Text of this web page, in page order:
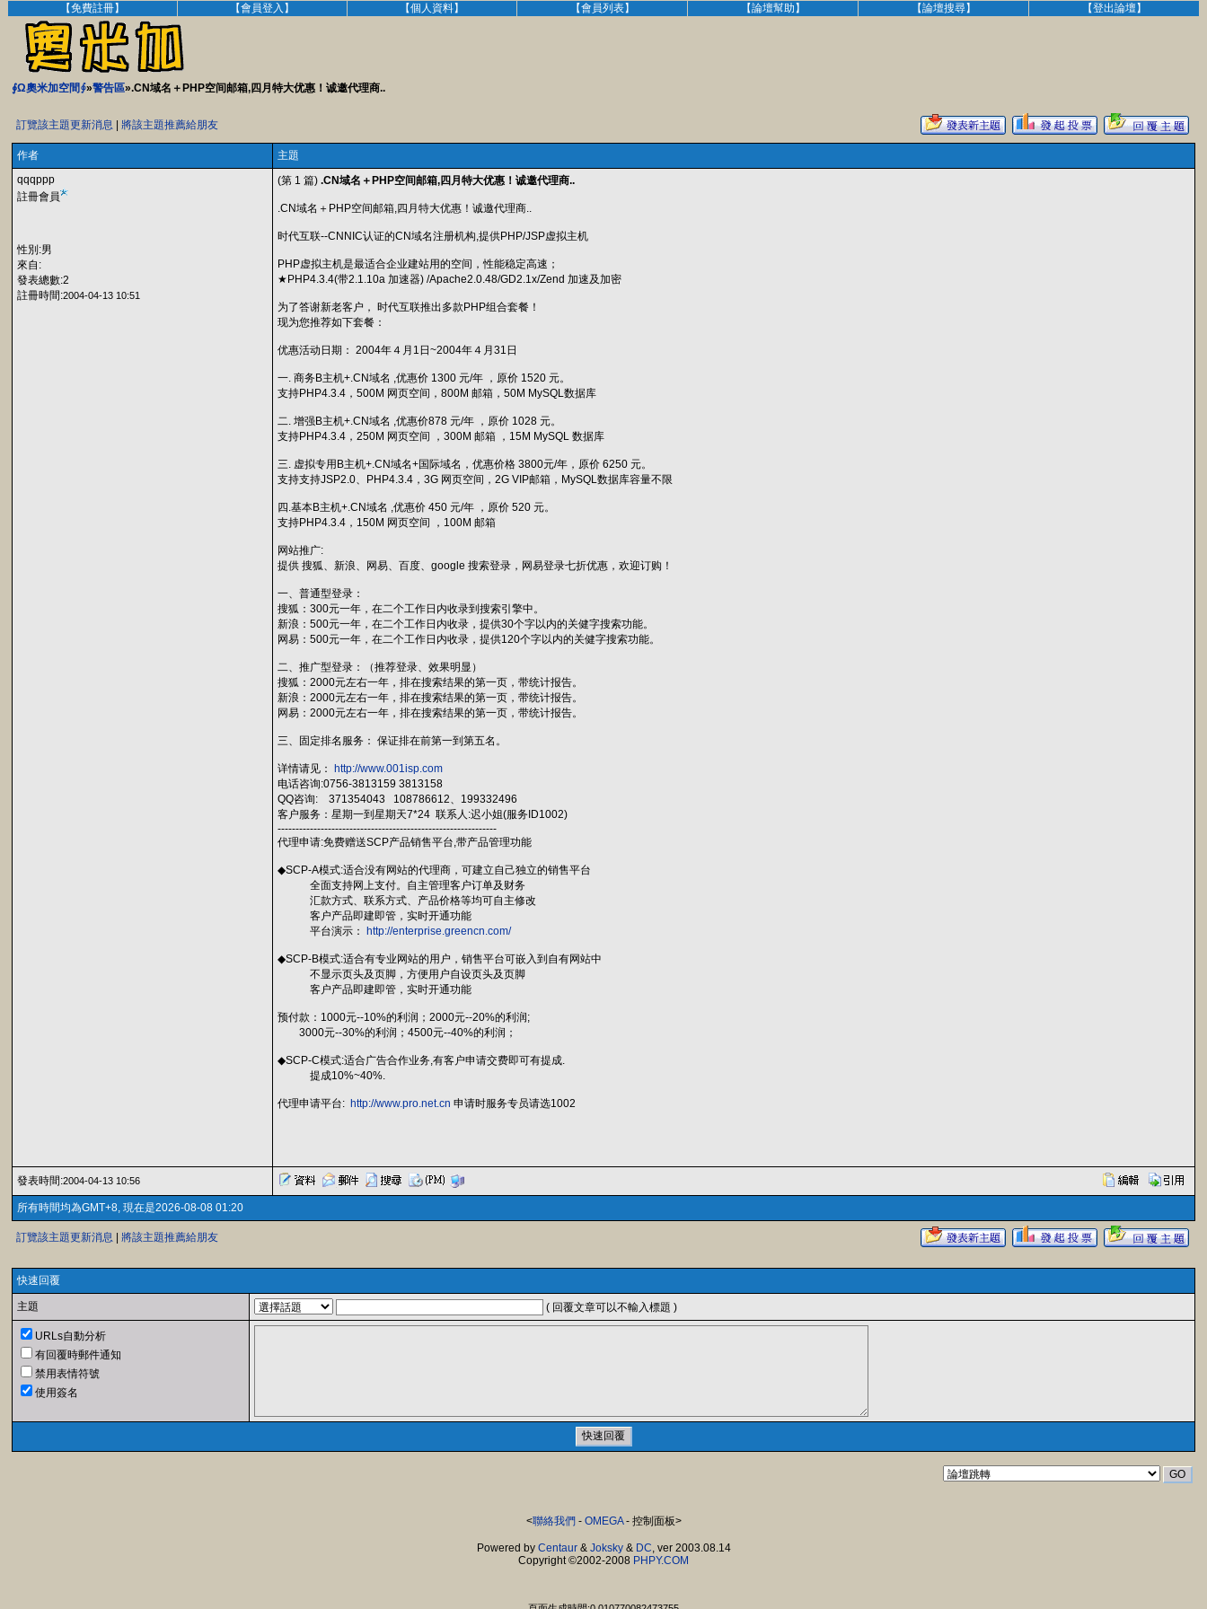
【免費註冊】 【會員登入】 【個人資料】 【會員列表】 【論壇幫助】 【論壇搜尋】 【登出論壇】
∮Ω奧米加空間∮»警告區».CN域名＋PHP空间邮箱,四月特大优惠！诚邀代理商..
訂覽該主題更新消息 將該主題推薦給朋友
作者
主題
qqqppp
註冊會員
性別:男
來自:
發表總數:2
註冊時間:2004-04-13 10:51
(第 1 篇) .CN域名＋PHP空间邮箱,四月特大优惠！诚邀代理商..
.CN域名＋PHP空间邮箱,四月特大优惠！诚邀代理商..
时代互联--CNNIC认证的CN域名注册机构,提供PHP/JSP虚拟主机
PHP虚拟主机是最适合企业建站用的空间，性能稳定高速；
★PHP4.3.4(带2.1.10a 加速器) /Apache2.0.48/GD2.1x/Zend 加速及加密
为了答谢新老客户， 时代互联推出多款PHP组合套餐！
现为您推荐如下套餐：
优惠活动日期： 2004年４月1日~2004年４月31日
一. 商务B主机+.CN域名 ,优惠价 1300 元/年 ，原价 1520 元。
支持PHP4.3.4，500M 网页空间，800M 邮箱，50M MySQL数据库
二. 增强B主机+.CN域名 ,优惠价878 元/年 ，原价 1028 元。
支持PHP4.3.4，250M 网页空间 ，300M 邮箱 ，15M MySQL 数据库
三. 虚拟专用B主机+.CN域名+国际域名，优惠价格 3800元/年，原价 6250 元。
支持支持JSP2.0、PHP4.3.4，3G 网页空间，2G VIP邮箱，MySQL数据库容量不限
四.基本B主机+.CN域名 ,优惠价 450 元/年 ，原价 520 元。
支持PHP4.3.4，150M 网页空间 ，100M 邮箱
网站推广:
提供 搜狐、新浪、网易、百度、google 搜索登录，网易登录七折优惠，欢迎订购！
一、普通型登录：
搜狐：300元一年，在二个工作日内收录到搜索引擎中。
新浪：500元一年，在二个工作日内收录，提供30个字以内的关健字搜索功能。
网易：500元一年，在二个工作日内收录，提供120个字以内的关健字搜索功能。
二、推广型登录：（推荐登录、效果明显）
搜狐：2000元左右一年，排在搜索结果的第一页，带统计报告。
新浪：2000元左右一年，排在搜索结果的第一页，带统计报告。
网易：2000元左右一年，排在搜索结果的第一页，带统计报告。
三、固定排名服务： 保证排在前第一到第五名。
详情请见：
http://www.001isp.com
电话咨询:0756-3813159 3813158
QQ咨询: 371354043 108786612、199332496
客户服务：星期一到星期天7*24 联系人:迟小姐(服务ID1002)
-------------------------------------------------------------
代理申请:免费赠送SCP产品销售平台,带产品管理功能
◆SCP-A模式:适合没有网站的代理商，可建立自己独立的销售平台
全面支持网上支付。自主管理客户订单及财务
汇款方式、联系方式、产品价格等均可自主修改
客户产品即建即管，实时开通功能
平台演示：
http://enterprise.greencn.com/
◆SCP-B模式:适合有专业网站的用户，销售平台可嵌入到自有网站中
不显示页头及页脚，方便用户自设页头及页脚
客户产品即建即管，实时开通功能
预付款：1000元--10%的利润；2000元--20%的利润;
3000元--30%的利润；4500元--40%的利润；
◆SCP-C模式:适合广告合作业务,有客户申请交费即可有提成.
提成10%~40%.
代理申请平台: http://www.pro.net.cn 申请时服务专员请选1002
發表時間:2004-04-13 10:56
所有時間均為GMT+8, 現在是2026-08-08 01:20
訂覽該主題更新消息 將該主題推薦給朋友
快速回覆
主題 ( 回覆文章可以不輸入標題 )
URLs自動分析
有回覆時郵件通知
禁用表情符號
使用簽名
<聯絡我們 - OMEGA- 控制面板>
Powered by Centaur& Joksky& DC, ver 2003.08.14
Copyright ©2002-2008 PHPY.COM